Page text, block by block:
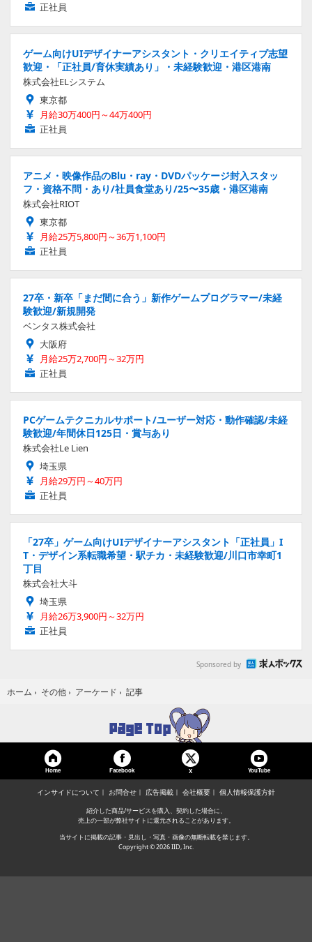
正社員
ゲーム向けUIデザイナーアシスタント・クリエイティブ志望
歓迎・「正社員/育休実績あり」・未経験歓迎・港区港南
株式会社ELシステム
東京都
月給30万400円～44万400円
正社員
アニメ・映像作品のBlu・ray・DVDパッケージ封入スタッ
フ・資格不問・あり/社員食堂あり/25〜35歳・港区港南
株式会社RIOT
東京都
月給25万5,800円～36万1,100円
正社員
27卒・新卒「まだ間に合う」新作ゲームプログラマー/未経
験歓迎/新規開発
ベンタス株式会社
大阪府
月給25万2,700円～32万円
正社員
PCゲームテクニカルサポート/ユーザー対応・動作確認/未経
験歓迎/年間休日125日・賞与あり
株式会社Le Lien
埼玉県
月給29万円～40万円
正社員
「27卒」ゲーム向けUIデザイナーアシスタント「正社員」I
T・デザイン系転職希望・駅チカ・未経験歓迎/川口市幸町1
丁目
株式会社大斗
埼玉県
月給26万3,900円～32万円
正社員
Sponsored by
ホーム › その他 › アーケード › 記事
Home Facebook X YouTube
インサイドについて お問合せ 広告掲載 会社概要 個人情報保護方針
紹介した商品/サービスを購入、契約した場合に、
売上の一部が弊社サイトに還元されることがあります。
当サイトに掲載の記事・見出し・写真・画像の無断転載を禁じます。
Copyright © 2026 IID, Inc.